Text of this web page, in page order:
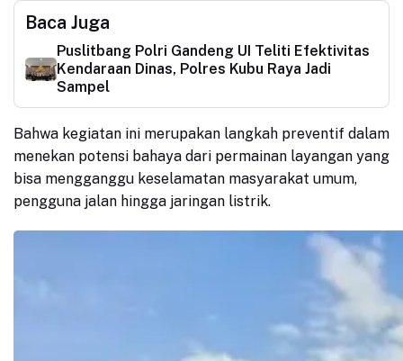
Baca Juga
Puslitbang Polri Gandeng UI Teliti Efektivitas
Kendaraan Dinas, Polres Kubu Raya Jadi
Sampel
Bahwa kegiatan ini merupakan langkah preventif dalam
menekan potensi bahaya dari permainan layangan yang
bisa mengganggu keselamatan masyarakat umum,
pengguna jalan hingga jaringan listrik.